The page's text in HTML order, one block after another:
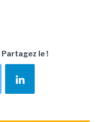
Partagez le !